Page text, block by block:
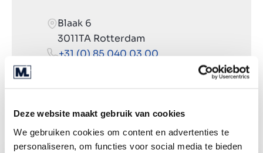
Deze website maakt gebruik van cookies
We gebruiken cookies om content en advertenties te
personaliseren, om functies voor social media te bieden
Blaak 6
3011TA Rotterdam
+31 (0) 85 040 03 00